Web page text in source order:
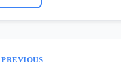
PREVIOUS